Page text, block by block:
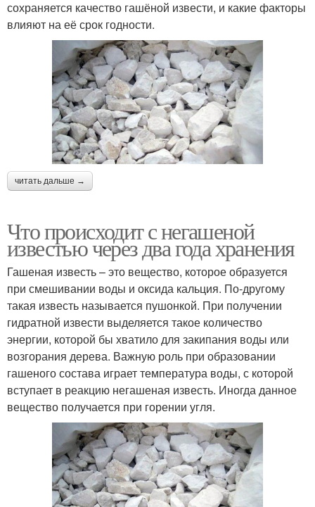
сохраняется качество гашёной извести, и какие факторы
влияют на её срок годности.
читать дальше →
Что происходит с негашеной
известью через два года хранения
Гашеная известь – это вещество, которое образуется
при смешивании воды и оксида кальция. По-другому
такая известь называется пушонкой. При получении
гидратной извести выделяется такое количество
энергии, которой бы хватило для закипания воды или
возгорания дерева. Важную роль при образовании
гашеного состава играет температура воды, с которой
вступает в реакцию негашеная известь. Иногда данное
вещество получается при горении угля.